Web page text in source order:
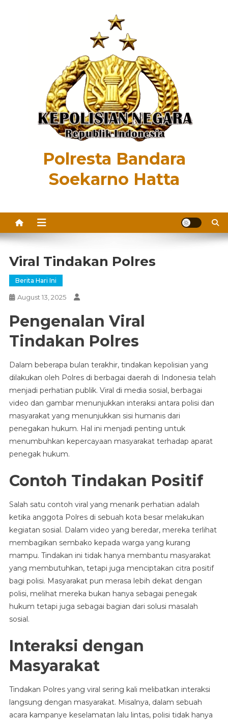
Polresta Bandara
Soekarno Hatta
Viral Tindakan Polres
Berita Hari Ini
August 13, 2025
Pengenalan Viral
Tindakan Polres
Dalam beberapa bulan terakhir, tindakan kepolisian yang
dilakukan oleh Polres di berbagai daerah di Indonesia telah
menjadi perhatian publik. Viral di media sosial, berbagai
video dan gambar menunjukkan interaksi antara polisi dan
masyarakat yang menunjukkan sisi humanis dari
penegakan hukum. Hal ini menjadi penting untuk
menumbuhkan kepercayaan masyarakat terhadap aparat
penegak hukum.
Contoh Tindakan Positif
Salah satu contoh viral yang menarik perhatian adalah
ketika anggota Polres di sebuah kota besar melakukan
kegiatan sosial. Dalam video yang beredar, mereka terlihat
membagikan sembako kepada warga yang kurang
mampu. Tindakan ini tidak hanya membantu masyarakat
yang membutuhkan, tetapi juga menciptakan citra positif
bagi polisi. Masyarakat pun merasa lebih dekat dengan
polisi, melihat mereka bukan hanya sebagai penegak
hukum tetapi juga sebagai bagian dari solusi masalah
sosial.
Interaksi dengan
Masyarakat
Tindakan Polres yang viral sering kali melibatkan interaksi
langsung dengan masyarakat. Misalnya, dalam sebuah
acara kampanye keselamatan lalu lintas, polisi tidak hanya